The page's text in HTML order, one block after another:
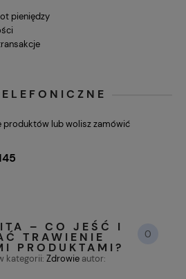
pieniędzy
produktów lub wolisz zamówić
– CO JEŚĆ I
TRAWIENIE
PRODUKTAMI?
0
kategorii: Zdrowie autor: